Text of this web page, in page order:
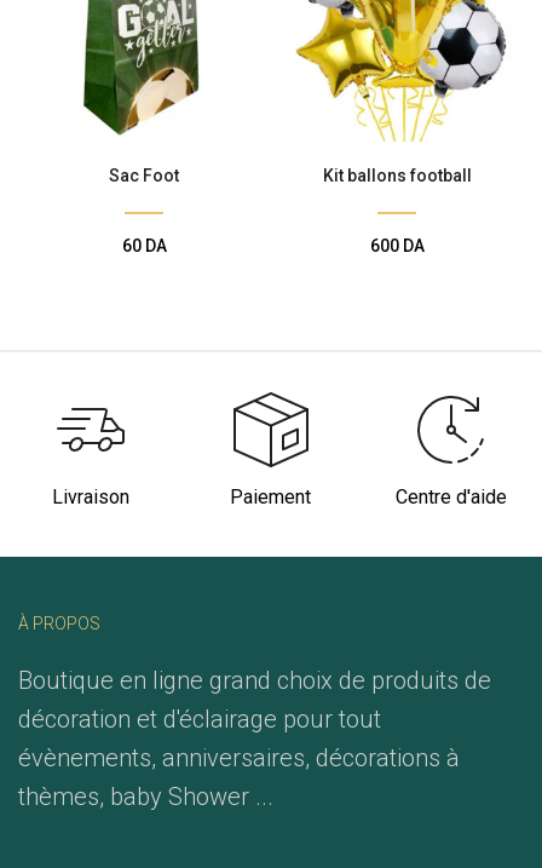
Sac Foot
60 DA
Kit ballons football
600 DA
Livraison Paiement Centre d'aide
À PROPOS
Boutique en ligne grand choix de produits de
décoration et d'éclairage pour tout
évènements, anniversaires, décorations à
thèmes, baby Shower ...